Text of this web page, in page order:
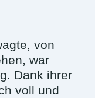
von
war
Dank ihrer
voll und